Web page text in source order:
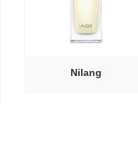
Nilang
ВЫБЕРИТЕ
ПАРАМЕТРЫ